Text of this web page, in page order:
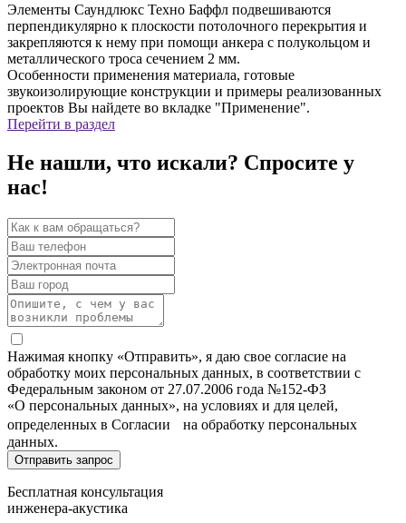
Элементы Саундлюкс Техно Баффл подвешиваются
перпендикулярно к плоскости потолочного перекрытия и
закрепляются к нему при помощи анкера с полукольцом и
металлического троса сечением 2 мм.
Особенности применения материала, готовые
звукоизолирующие конструкции и примеры реализованных
проектов Вы найдете во вкладке "Применение".
Перейти в раздел
Не нашли, что искали? Спросите у
нас!
Нажимая кнопку «Отправить», я даю свое согласие на
обработку моих персональных данных, в соответствии с
Федеральным законом от 27.07.2006 года №152-ФЗ
«О персональных данных», на условиях и для целей,
определенных в Согласии на обработку персональных
данных.
Бесплатная консультация
инженера-акустика